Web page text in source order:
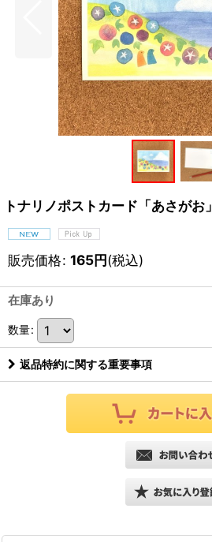
トナリノポストカード「あさがお」
販売価格: 165円(税込)
在庫あり
数量:
返品特約に関する重要事項